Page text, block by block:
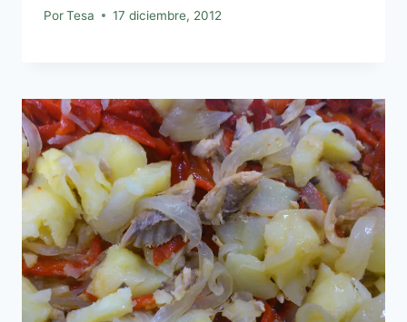
PorTesa 17 diciembre, 2012